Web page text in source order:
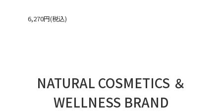
6,270円(税込)
NATURAL COSMETICS ＆
WELLNESS BRAND